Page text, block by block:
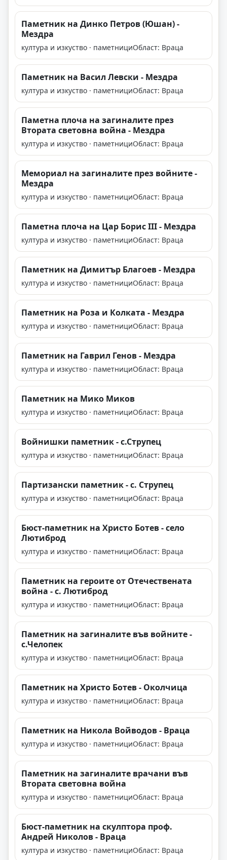
Паметник на Динко Петров (Юшан) -
Мездра
култура и изкуство · паметнициОбласт: Враца
Паметник на Васил Левски - Мездра
култура и изкуство · паметнициОбласт: Враца
Паметна плоча на загиналите през
Втората световна война - Мездра
култура и изкуство · паметнициОбласт: Враца
Мемориал на загиналите през войните -
Мездра
култура и изкуство · паметнициОбласт: Враца
Паметна плоча на Цар Борис III - Мездра
култура и изкуство · паметнициОбласт: Враца
Паметник на Димитър Благоев - Мездра
култура и изкуство · паметнициОбласт: Враца
Паметник на Роза и Колката - Мездра
култура и изкуство · паметнициОбласт: Враца
Паметник на Гаврил Генов - Мездра
култура и изкуство · паметнициОбласт: Враца
Паметник на Мико Миков
култура и изкуство · паметнициОбласт: Враца
Войнишки паметник - с.Струпец
култура и изкуство · паметнициОбласт: Враца
Партизански паметник - с. Струпец
култура и изкуство · паметнициОбласт: Враца
Бюст-паметник на Христо Ботев - село
Лютиброд
култура и изкуство · паметнициОбласт: Враца
Паметник на героите от Отечествената
война - с. Лютиброд
култура и изкуство · паметнициОбласт: Враца
Паметник на загиналите във войните -
с.Челопек
култура и изкуство · паметнициОбласт: Враца
Паметник на Христо Ботев - Околчица
култура и изкуство · паметнициОбласт: Враца
Паметник на Никола Войводов - Враца
култура и изкуство · паметнициОбласт: Враца
Паметник на загиналите врачани във
Втората световна война
култура и изкуство · паметнициОбласт: Враца
Бюст-паметник на скулптора проф.
Андрей Николов - Враца
култура и изкуство · паметнициОбласт: Враца